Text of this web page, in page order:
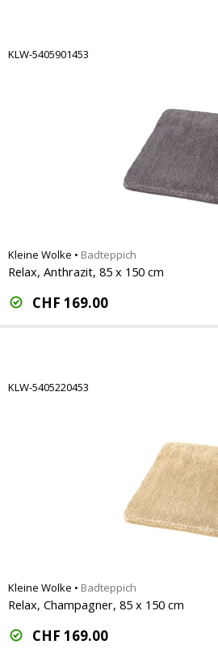
KLW-5405901453
Kleine Wolke • Badteppich
Relax, Anthrazit, 85 x 150 cm
CHF 169.00
KLW-5405220453
Kleine Wolke • Badteppich
Relax, Champagner, 85 x 150 cm
CHF 169.00